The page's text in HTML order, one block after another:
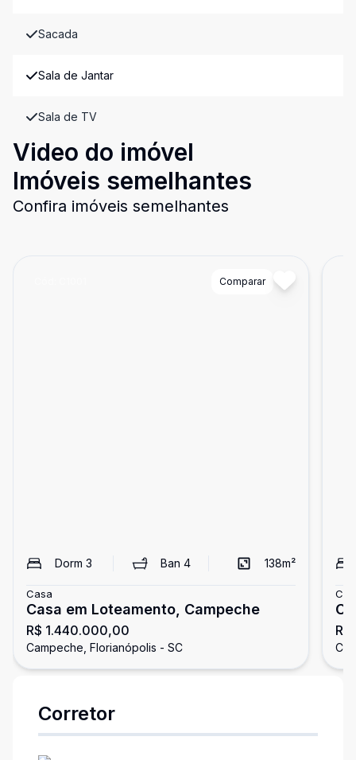
Sacada
Sala de Jantar
Sala de TV
Video do imóvel
Imóveis semelhantes
Confira imóveis semelhantes
Comparar
Dorm 3 Ban 4 138m²
Casa
Casa em Loteamento, Campeche
R$ 1.440.000,00
Campeche, Florianópolis - SC
Corretor